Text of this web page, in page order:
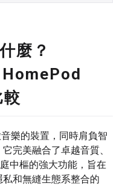
麼？
樂的裝置，同時肩負智
完美融合了卓越音質、
中樞的強大功能，旨在
和無縫生態系整合的